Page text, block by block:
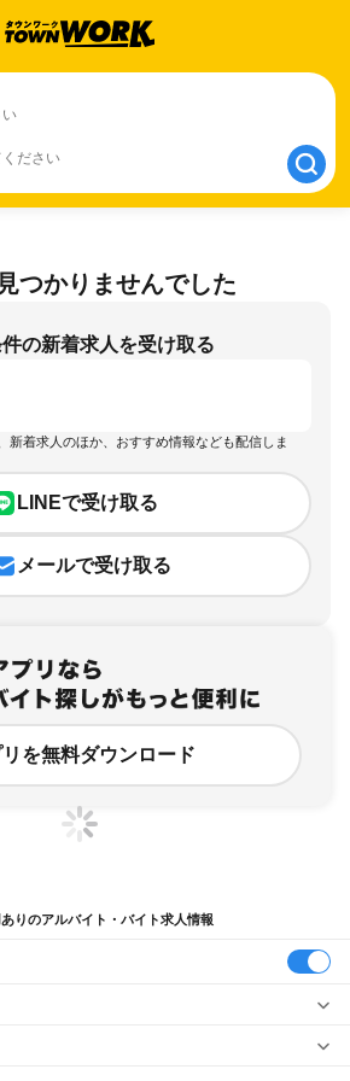
ださい
つかりませんでした
の新着求人を受け取る
新着求人のほか、おすすめ情報なども配信しま
LINEで受け取る
メールで受け取る
を無料ダウンロード
りのアルバイト・バイト求人情報